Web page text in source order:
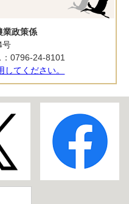
業政策係
号
0796-24-8101
てください。